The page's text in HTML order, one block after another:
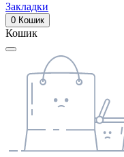
Закладки
0 Кошик
Кошик